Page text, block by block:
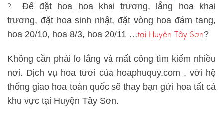
? Để đặt hoa hoa khai trương, lẵng hoa khai
trương, đặt hoa sinh nhật, đặt vòng hoa đám tang,
hoa 20/10, hoa 8/3, hoa 20/11 …tại Huyện Tây Sơn?
Không cần phải lo lắng và mất công tìm kiếm nhiều
nơi. Dịch vụ hoa tươi của hoaphuquy.com , với hệ
thống giao hoa toàn quốc sẽ thay bạn gửi hoa tất cả
khu vực tại Huyện Tây Sơn.